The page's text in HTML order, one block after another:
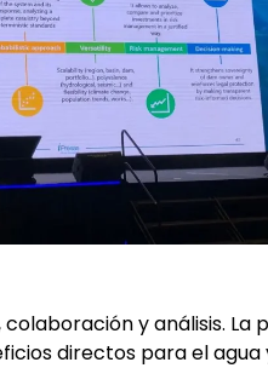
y análisis. La
directos para el agua